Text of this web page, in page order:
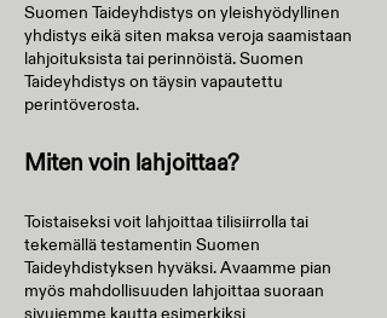
Suomen Taideyhdistys on yleishyödyllinen
yhdistys eikä siten maksa veroja saamistaan
lahjoituksista tai perinnöistä. Suomen
Taideyhdistys on täysin vapautettu
perintöverosta.
​Miten voin lahjoittaa?
Toistaiseksi voit lahjoittaa tilisiirrolla tai
tekemällä testamentin Suomen
Taideyhdistyksen hyväksi. Avaamme pian
myös mahdollisuuden lahjoittaa suoraan
sivujemme kautta esimerkiksi